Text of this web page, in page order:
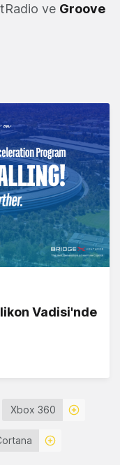
ve Groove
Vadisi'nde
Xbox 360